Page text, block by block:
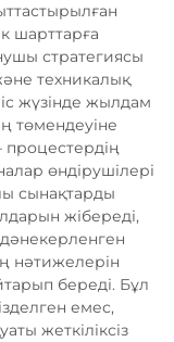
шарттарға
стратегиясы
техникалық
жүзінде жылдам
төмендеуіне
өндірушілері
сынақтарды
жібереді,
нәтижелерін
береді. Бұл
емес,
жеткіліксіз